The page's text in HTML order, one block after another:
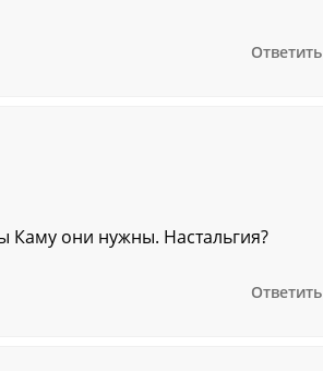
Ответить
Каму они нужны. Настальгия?
Ответить